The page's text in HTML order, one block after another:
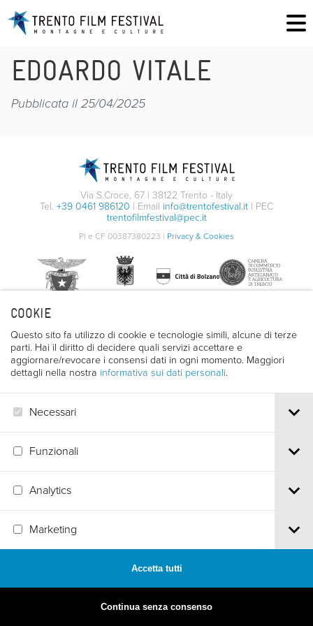
COOKIE
Questo sito fa utilizzo di cookie e tecnologie simili, alcune di terze
parti. Hai il diritto di decidere quali servizi accettare e
aggiornare/revocare i consensi dati in ogni momento. Maggiori
dettagli nella nostra informativa sui dati personali.
Necessari
Funzionali
Analytics
Marketing
Accetta tutti
Continua senza consenso
EDOARDO VITALE
Pubblicata il 25/04/2025
Via S.Croce, 67 | 38122 Trento - Italy
Tel. +39 0461 986120 | Email info@trentofestival.it | PEC
trentofilmfestival@pec.it
PI e CF 00387380223 | Privacy & Cookies